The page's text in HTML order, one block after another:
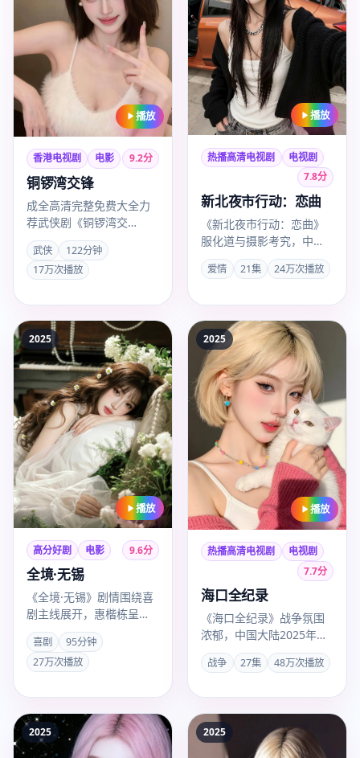
播放
香港电视剧 电影 9.2分
铜锣湾交锋
成全高清完整免费大全力
荐武侠剧《铜锣湾交
锋》，任达华演技出彩，
许鞍华叙事沉稳，2025年
10月1…
武侠
122分钟
17万次播放
播放
热播高清电视剧
电视剧
7.8分
新北夜市行动：恋曲
《新北夜市行动：恋曲》
服化道与摄影考究，中国
台湾热推电视剧，钮承泽
作品，林柏宏、郭雪芙主
爱情 21集 24万次播放
2025
播放
高分好剧 电影 9.6分
全境·无锡
《全境·无锡》剧情围绕喜
剧主线展开，惠楷栋呈现
苏州城市质感，白敬亭、
易烊千玺、谭松韵联袂出
演，2…
喜剧
95分钟
27万次播放
2025
播放
热播高清电视剧
电视剧
7.7分
海口全纪录
《海口全纪录》战争氛围
浓郁，中国大陆2025年度
热推，导演傅东育，主演
辛芷蕾，2025年8月19…
战争 27集 48万次播放
2025 2025